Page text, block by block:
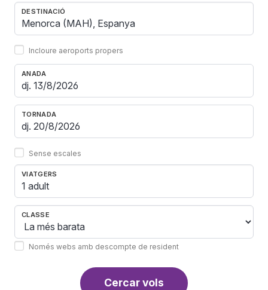
DESTINACIÓ
Incloure aeroports propers
ANADA
TORNADA
Sense escales
VIATGERS
1 adult
CLASSE
Només webs amb descompte de resident
Cercar vols